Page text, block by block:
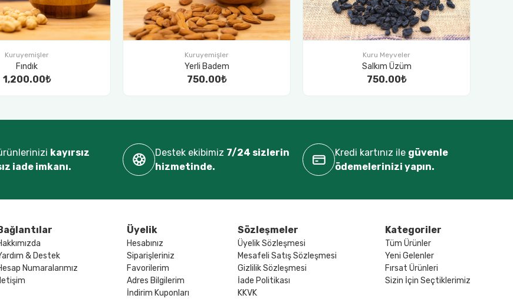
Kuruyemişler
Fındık
1,200.00₺
Kuruyemişler
Yerli Badem
750.00₺
Kuru Meyveler
Salkım Üzüm
750.00₺
kayırsız
iade imkanı.
Destek ekibimiz 7/24 sizlerin
hizmetinde.
Kredi kartınız ile güvenle
ödemelerinizi yapın.
& Destek
Numaralarımız
Üyelik
Hesabınız
Siparişleriniz
Favorilerim
Adres Bilgilerim
İndirim Kuponları
Sözleşmeler
Üyelik Sözleşmesi
Mesafeli Satış Sözleşmesi
Gizlilik Sözleşmesi
İade Politikası
KKVK
Kategoriler
Tüm Ürünler
Yeni Gelenler
Fırsat Ürünleri
Sizin İçin Seçtiklerimiz